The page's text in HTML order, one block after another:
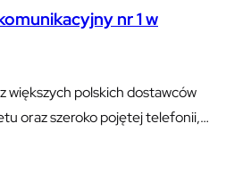
nie muszą na stałe wiązać się
gdy…
nr 1 w
większych polskich dostawców
oraz szeroko pojętej telefonii,
ma wiele różnych